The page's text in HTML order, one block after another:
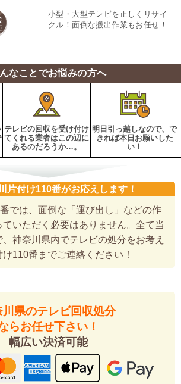
小型・大型テレビを正しくリサイ
クル！面倒な搬出作業もお任せ！
なことでお悩みの方へ
テレビの回収を受け付け
てくれる業者はこの辺に
あるのだろうか…。
明日引っ越しなので、で
きれば本日お願いした
い！
片付け110番がお応えします！
では、面倒な「運び出し」などの作
いただく必要はありません。全て当
神奈川県内でテレビの処分をお考え
110番までご連絡ください！
川県のテレビ回収処分
らお任せ下さい！
幅広い決済可能